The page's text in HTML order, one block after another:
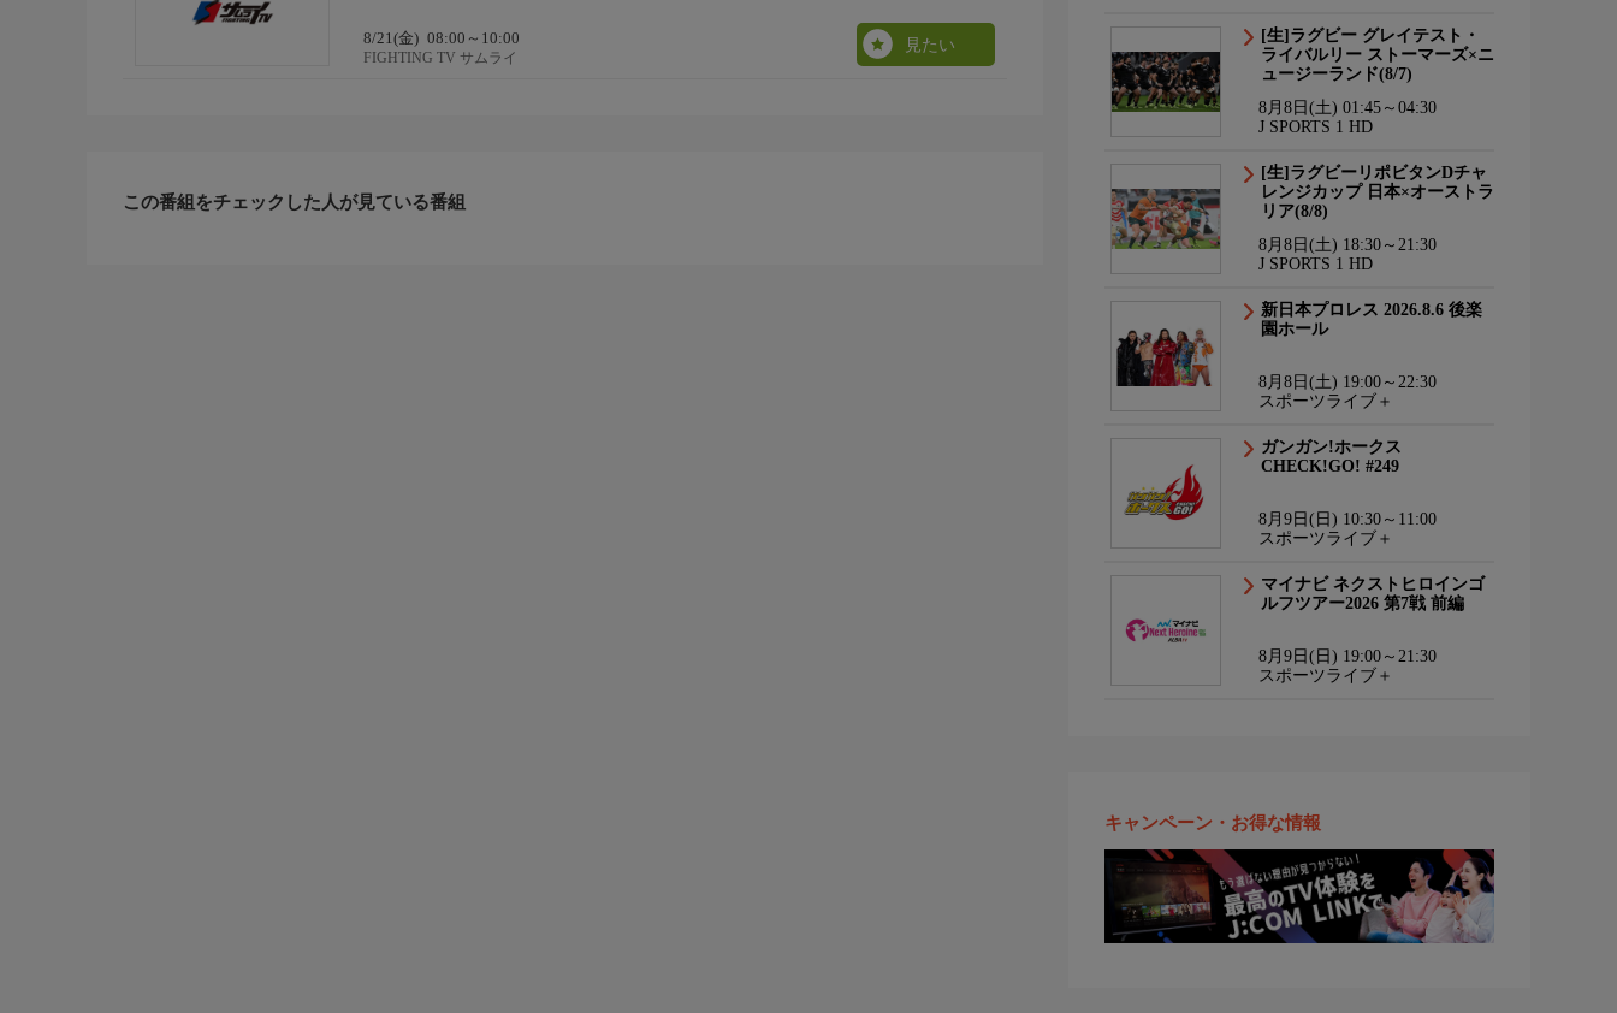
8/21(金) 08:00～10:00
FIGHTING TV サムライ
見たい
この番組をチェックした人が見ている番組
[生]ラグビー グレイテスト・
ライバルリー ストーマーズ×ニ
ュージーランド(8/7)
8月8日(土) 01:45～04:30
J SPORTS 1 HD
[生]ラグビーリポビタンDチャ
レンジカップ 日本×オーストラ
リア(8/8)
8月8日(土) 18:30～21:30
J SPORTS 1 HD
新日本プロレス 2026.8.6 後楽
園ホール
8月8日(土) 19:00～22:30
スポーツライブ＋
ガンガン!ホークス
CHECK!GO! #249
8月9日(日) 10:30～11:00
スポーツライブ＋
マイナビ ネクストヒロインゴ
ルフツアー2026 第7戦 前編
8月9日(日) 19:00～21:30
スポーツライブ＋
キャンペーン・お得な情報